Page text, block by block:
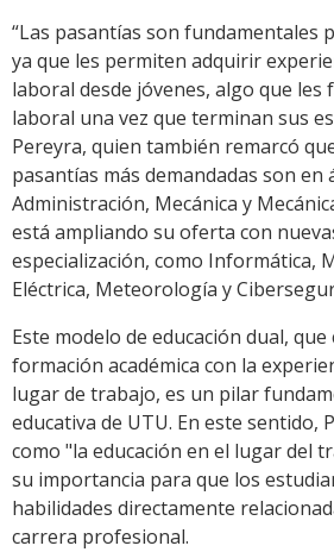
“Las pasantías son fundamentales
ya que les permiten adquirir
laboral desde jóvenes, algo que les
laboral una vez que terminan sus
Pereyra, quien también remarcó
pasantías más demandadas son en
Administración, Mecánica y
está ampliando su oferta con
especialización, como Informática,
Eléctrica, Meteorología y
Este modelo de educación dual, que
formación académica con la
lugar de trabajo, es un pilar
educativa de UTU. En este sentido,
como "la educación en el lugar del
su importancia para que los
habilidades directamente
carrera profesional.